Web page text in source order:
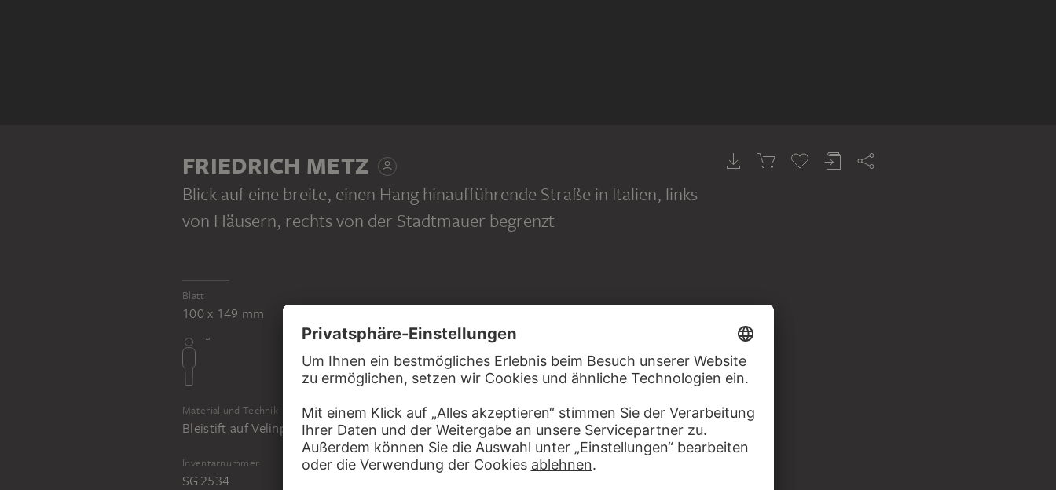
FRIEDRICH METZ
Blick auf eine breite, einen Hang hinaufführende Straße in Italien, links
von Häusern, rechts von der Stadtmauer begrenzt
Blatt
100 x 149 mm
Material und Technik
Bleistift auf Velinpapier
Inventarnummer
SG 2534